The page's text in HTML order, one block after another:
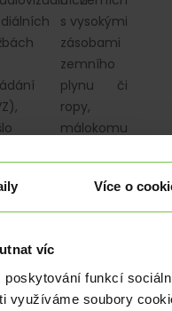
Více o
víc
poskytování funkcí
využíváme soubory
s vysokými
zásobami
zemního
plynu či
ropy,
málokomu
zrovna
Argentina,
jedny z…